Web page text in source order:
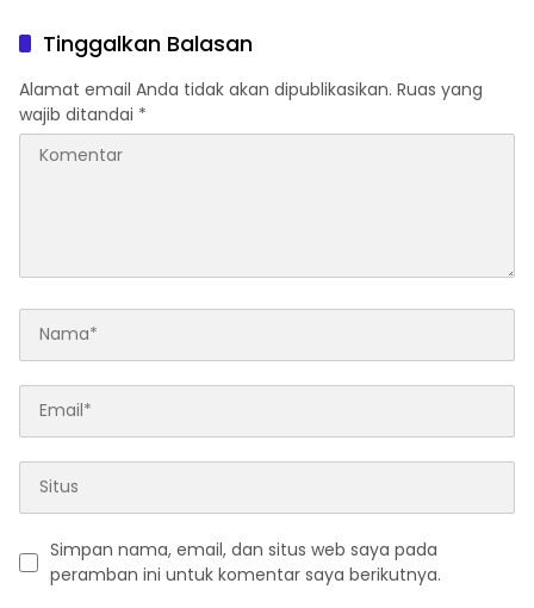
Tinggalkan Balasan
Alamat email Anda tidak akan dipublikasikan. Ruas yang
wajib ditandai *
Simpan nama, email, dan situs web saya pada
peramban ini untuk komentar saya berikutnya.